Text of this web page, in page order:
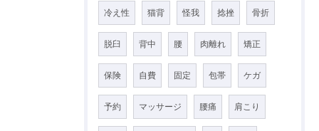
冷え性 猫背 怪我 捻挫 骨折
脱臼 背中 腰 肉離れ 矯正
保険 自費 固定 包帯 ケガ
予約 マッサージ 腰痛 肩こり